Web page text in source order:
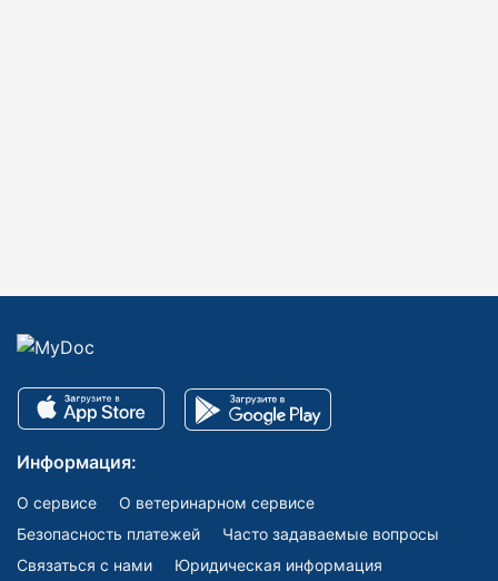
Информация:
О сервисе
О ветеринарном сервисе
Безопасность платежей
Часто задаваемые вопросы
Связаться с нами
Юридическая информация